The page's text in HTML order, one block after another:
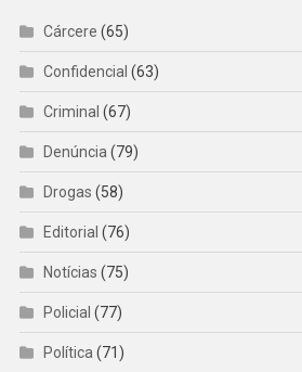
Cárcere (65)
Confidencial (63)
Criminal (67)
Denúncia (79)
Drogas (58)
Editorial (76)
Notícias (75)
Policial (77)
Política (71)